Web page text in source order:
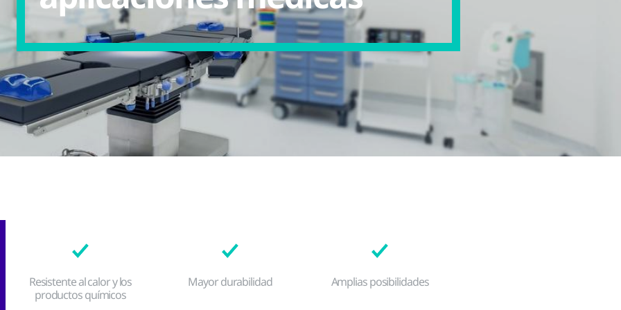
Resistente al calor y los
productos químicos
Mayor durabilidad Amplias posibilidades